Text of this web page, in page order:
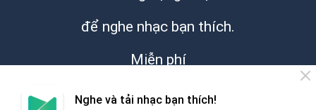
để nghe nhạc bạn thích.
Miễn phí
Nghe và tải nhạc bạn thích!